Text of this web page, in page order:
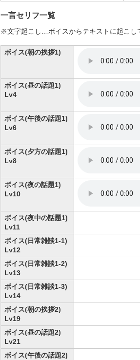
一言セリフ一覧
※文字起こし…ボイスからテキストに起こし
ボイス(朝の挨拶1)
ボイス(昼の話題1)
Lv4
ボイス(午後の話題1)
Lv6
ボイス(夕方の話題1)
Lv8
ボイス(夜の話題1)
Lv10
ボイス(夜中の話題1)
Lv11
ボイス(日常雑談1-1)
Lv12
ボイス(日常雑談1-2)
Lv13
ボイス(日常雑談1-3)
Lv14
ボイス(朝の挨拶2)
Lv19
ボイス(昼の話題2)
Lv21
ボイス(午後の話題2)